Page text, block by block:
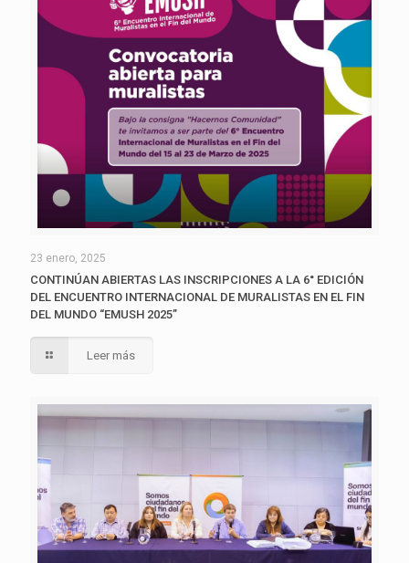
23 enero, 2025
CONTINÚAN ABIERTAS LAS INSCRIPCIONES A LA 6° EDICIÓN
DEL ENCUENTRO INTERNACIONAL DE MURALISTAS EN EL FIN
DEL MUNDO “EMUSH 2025”
Leer más